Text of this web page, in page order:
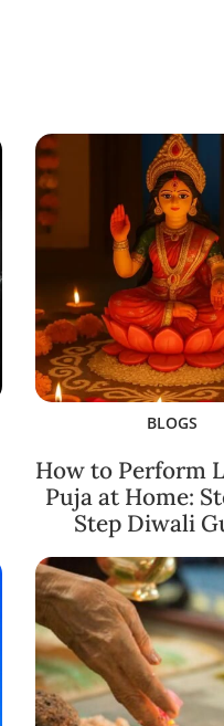
BLOGS
How to Perform
Puja at Home:
Step Diwali